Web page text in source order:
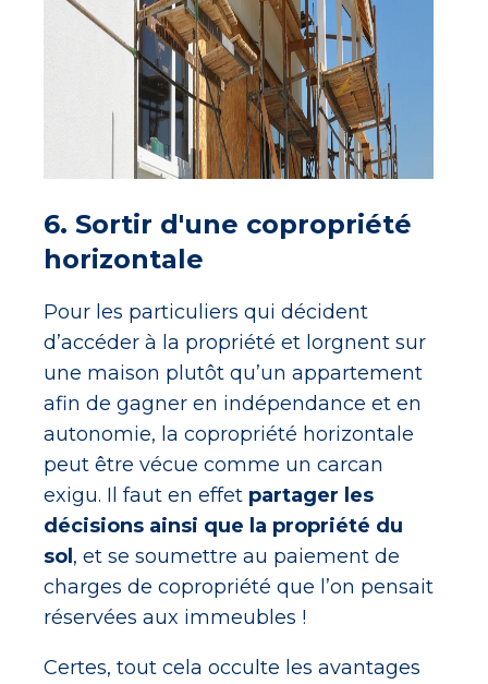
6. Sortir d'une copropriété
horizontale
Pour les particuliers qui décident
d’accéder à la propriété et lorgnent sur
une maison plutôt qu’un appartement
afin de gagner en indépendance et en
autonomie, la copropriété horizontale
peut être vécue comme un carcan
exigu. Il faut en effet partager les
décisions ainsi que la propriété du
sol, et se soumettre au paiement de
charges de copropriété que l’on pensait
réservées aux immeubles !
Certes, tout cela occulte les avantages